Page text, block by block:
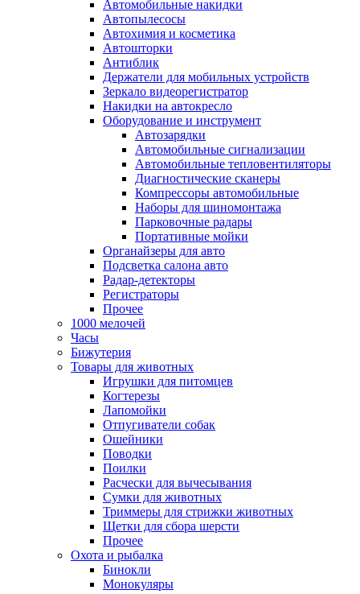
Автомобильные накидки
Автопылесосы
Автохимия и косметика
Автошторки
Антиблик
Держатели для мобильных устройств
Зеркало видеорегистратор
Накидки на автокресло
Оборудование и инструмент
Автозарядки
Автомобильные сигнализации
Автомобильные тепловентиляторы
Диагностические сканеры
Компрессоры автомобильные
Наборы для шиномонтажа
Парковочные радары
Портативные мойки
Органайзеры для авто
Подсветка салона авто
Радар-детекторы
Регистраторы
Прочее
1000 мелочей
Часы
Бижутерия
Товары для животных
Игрушки для питомцев
Когтерезы
Лапомойки
Отпугиватели собак
Ошейники
Поводки
Поилки
Расчески для вычесывания
Сумки для животных
Триммеры для стрижки животных
Щетки для сбора шерсти
Прочее
Охота и рыбалка
Бинокли
Монокуляры